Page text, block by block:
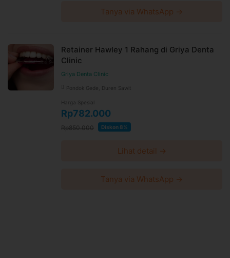
Tanya via WhatsApp →
Retainer Hawley 1 Rahang di Griya Denta
Clinic
Griya Denta Clinic
Pondok Gede, Duren Sawit
Harga Spesial
Rp782.000
Rp850.000 Diskon 8%
Lihat detail →
Tanya via WhatsApp →